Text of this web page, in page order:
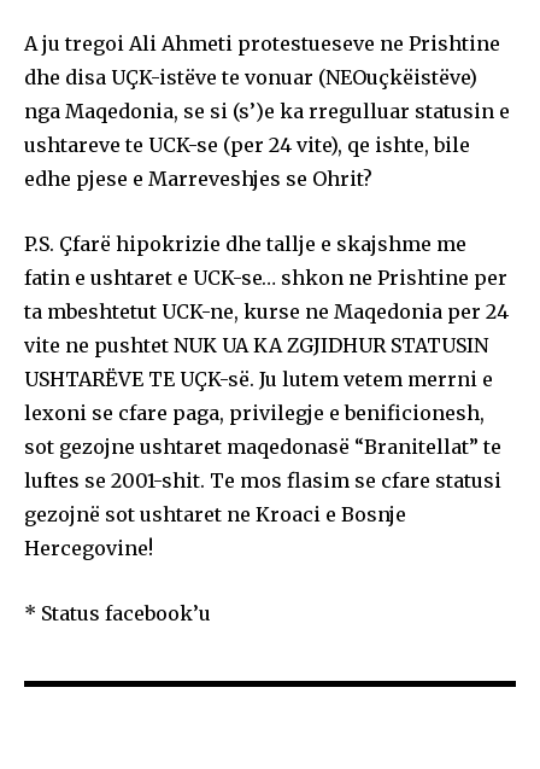
A ju tregoi Ali Ahmeti protestueseve ne Prishtine
dhe disa UÇK-istëve te vonuar (NEOuçkëistëve)
nga Maqedonia, se si (s’)e ka rregulluar statusin e
ushtareve te UCK-se (per 24 vite), qe ishte, bile
edhe pjese e Marreveshjes se Ohrit?
P.S. Çfarë hipokrizie dhe tallje e skajshme me
fatin e ushtaret e UCK-se… shkon ne Prishtine per
ta mbeshtetut UCK-ne, kurse ne Maqedonia per 24
vite ne pushtet NUK UA KA ZGJIDHUR STATUSIN
USHTARËVE TE UÇK-së. Ju lutem vetem merrni e
lexoni se cfare paga, privilegje e benificionesh,
sot gezojne ushtaret maqedonasë “Branitellat” te
luftes se 2001-shit. Te mos flasim se cfare statusi
gezojnë sot ushtaret ne Kroaci e Bosnje
Hercegovine!
* Status facebook’u